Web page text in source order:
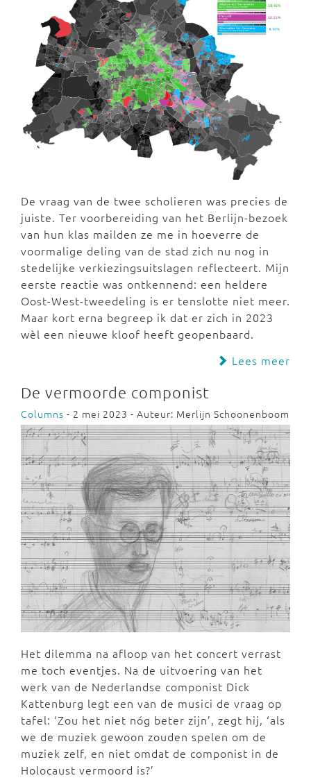
De vraag van de twee scholieren was precies de
juiste. Ter voorbereiding van het Berlijn-bezoek
van hun klas mailden ze me in hoeverre de
voormalige deling van de stad zich nu nog in
stedelijke verkiezingsuitslagen reflecteert. Mijn
eerste reactie was ontkennend: een heldere
Oost-West-tweedeling is er tenslotte niet meer.
Maar kort erna begreep ik dat er zich in 2023
wèl een nieuwe kloof heeft geopenbaard.
Lees meer
De vermoorde componist
Columns - 2 mei 2023 - Auteur: Merlijn Schoonenboom
Het dilemma na afloop van het concert verrast
me toch eventjes. Na de uitvoering van het
werk van de Nederlandse componist Dick
Kattenburg legt een van de musici de vraag op
tafel: ‘Zou het niet nóg beter zijn’, zegt hij, ‘als
we de muziek gewoon zouden spelen om de
muziek zelf, en niet omdat de componist in de
Holocaust vermoord is?’